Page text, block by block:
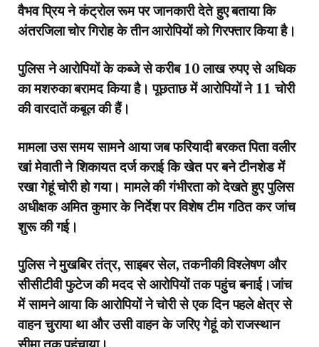
वैभव प्रिय ने कंट्रोल रूम पर जानकारी देते हुए बताया कि
अंतरजिला चोर गिरोह के तीन आरोपियों को गिरफ्तार किया है।
पुलिस ने आरोपियों के कब्जे से करीब 10 लाख रुपए से अधिक
का मशरुका बरामद किया है। पूछताछ में आरोपियों ने 11 चोरी
की वारदातें कबूल की हैं।
मामला उस समय सामने आया जब फरियादी बरकत पिता वलीर
खां मेवाती ने शिकायत दर्ज कराई कि खेत पर बने टीनशेड में
रखा गेहूं चोरी हो गया। मामले की गंभीरता को देखते हुए पुलिस
अधीक्षक अमित कुमार के निर्देश पर विशेष टीम गठित कर जांच
शुरू की गई।
पुलिस ने मुखबिर तंत्र, साइबर सेल, तकनीकी विश्लेषण और
सीसीटीवी फुटेज की मदद से आरोपियों तक पहुंच बनाई।जांच
में सामने आया कि आरोपियों ने चोरी से एक दिन पहले क्षेत्र से
वाहन चुराया था और उसी वाहन के जरिए गेहूं को राजस्थान